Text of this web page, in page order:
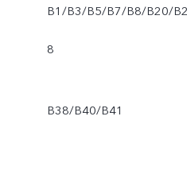
B1/B3/B5/B7/B8/B20/
8
B38/B40/B41